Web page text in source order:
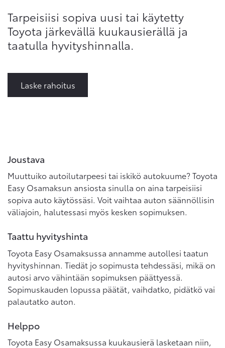
Tarpeisiisi sopiva uusi tai käytetty
Toyota järkevällä kuukausierällä ja
taatulla hyvityshinnalla.
Laske rahoitus
Joustava
Muuttuiko autoilutarpeesi tai iskikö autokuume? Toyota
Easy Osamaksun ansiosta sinulla on aina tarpeisiisi
sopiva auto käytössäsi. Voit vaihtaa auton säännöllisin
väliajoin, halutessasi myös kesken sopimuksen.
Taattu hyvityshinta
Toyota Easy Osamaksussa annamme autollesi taatun
hyvityshinnan. Tiedät jo sopimusta tehdessäsi, mikä on
autosi arvo vähintään sopimuksen päättyessä.
Sopimuskauden lopussa päätät, vaihdatko, pidätkö vai
palautatko auton.
Helppo
Toyota Easy Osamaksussa kuukausierä lasketaan niin,